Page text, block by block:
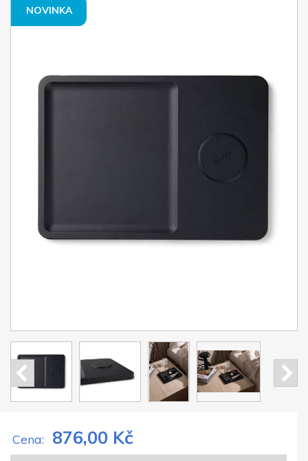
NOVINKA
Cena: 876,00 Kč